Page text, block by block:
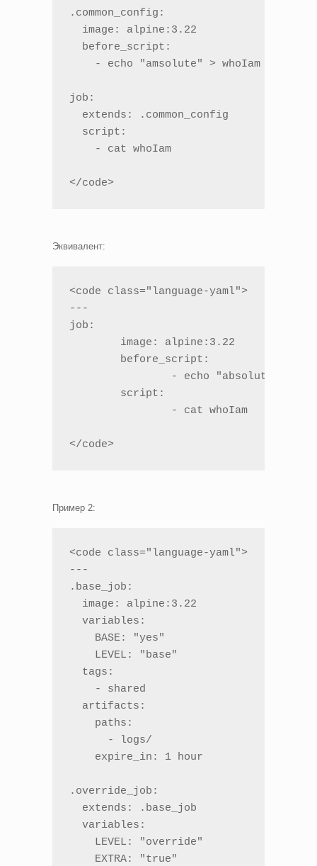
.common_config:
  image: alpine:3.22
  before_script:
    - echo "amsolute" > whoIam
job:
  extends: .common_config
  script:
    - cat whoIam
</code>
Эквивалент:
<code class="language-yaml">
---
job:
</code>
Пример 2:
<code class="language-yaml">
---
.base_job:
  image: alpine:3.22
  variables:
    BASE: "yes"
    LEVEL: "base"
  tags:
    - shared
  artifacts:
    paths:
      - logs/
    expire_in: 1 hour
.override_job:
  extends: .base_job
  variables:
    LEVEL: "override"
    EXTRA: "true"